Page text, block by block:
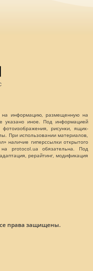
на информацию, размещенную на
указано иное. Под информацией
рисунки, ящик-
При использовании материалов,
наличие гиперссылки открытого
protocol.ua обязательна. Под
рерайтинг, модификация
права защищены.